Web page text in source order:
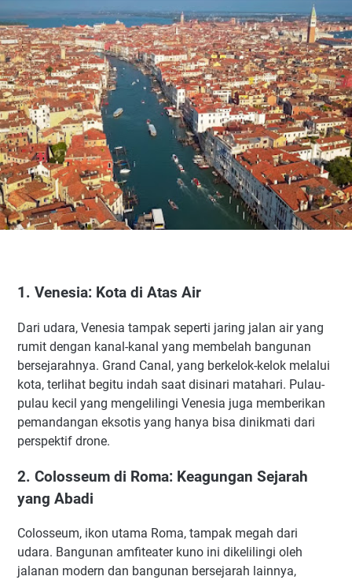
1. Venesia: Kota di Atas Air
Dari udara, Venesia tampak seperti jaring jalan air yang
rumit dengan kanal-kanal yang membelah bangunan
bersejarahnya. Grand Canal, yang berkelok-kelok melalui
kota, terlihat begitu indah saat disinari matahari. Pulau-
pulau kecil yang mengelilingi Venesia juga memberikan
pemandangan eksotis yang hanya bisa dinikmati dari
perspektif drone.
2. Colosseum di Roma: Keagungan Sejarah
yang Abadi
Colosseum, ikon utama Roma, tampak megah dari
udara. Bangunan amfiteater kuno ini dikelilingi oleh
jalanan modern dan bangunan bersejarah lainnya,